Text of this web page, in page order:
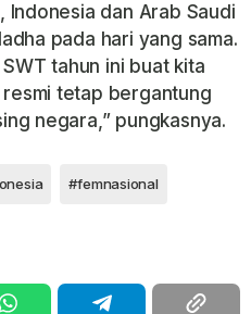
Indonesia dan Arab Saudi
pada hari yang sama.
tahun ini buat kita
resmi tetap bergantung
negara,” pungkasnya.
#femnasional